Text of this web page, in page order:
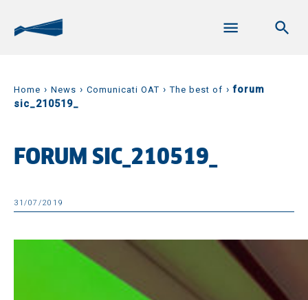
Home › News › Comunicati OAT ›The best of ›forum
sic_210519_
FORUM SIC_210519_
31/07/2019